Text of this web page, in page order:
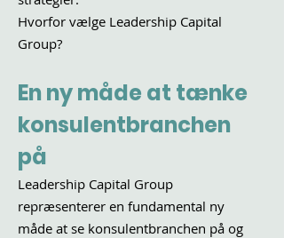
Hvorfor vælge Leadership Capital
Group?
En ny måde at tænke
konsulentbranchen
på
Leadership Capital Group
repræsenterer en fundamental ny
måde at se konsulentbranchen på og